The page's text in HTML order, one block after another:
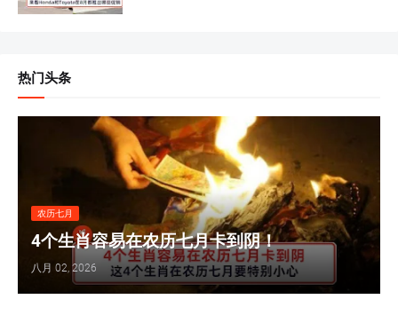
热门头条
农历七月
4个生肖容易在农历七月卡到阴！
八月 02, 2026